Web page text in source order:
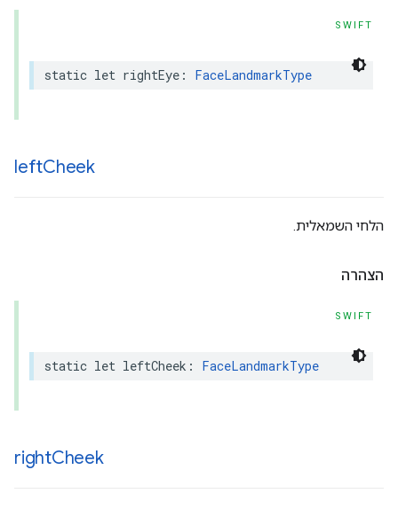
SWIFT
static let rightEye : FaceLandmarkType
leftCheek
הלחי השמאלית.
הצהרה
SWIFT
static let leftCheek : FaceLandmarkType
rightCheek